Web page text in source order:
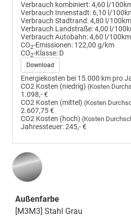
Verbrauch kombiniert:4,60 l/
Verbrauch Innenstadt: 6,10 l/
Verbrauch Stadtrand:4,80 l/100km
Verbrauch Landstraße:4,00 l/
Verbrauch Autobahn:4,60 l/100km
CO2-Emissionen: 122,00 g/km
CO2-Klasse: D
Download
Energiekosten bei 15.000 km pro
CO2 Kosten (niedrig) (Kosten
1.098,- €
CO2 Kosten (mittel) (Kosten
2.607,75 €
CO2 Kosten (hoch) (Kosten
Jahressteuer:245,- €
Außenfarbe
[M3M3] Stahl Grau